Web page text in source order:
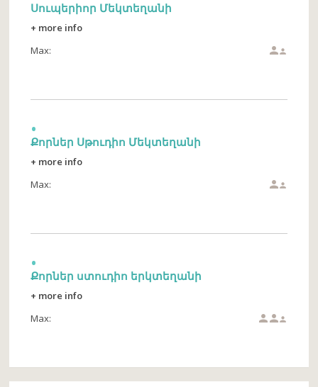
Սուպերիոր Մեկտեղանի
+ more info
Max:

Քորներ Սթուդիո Մեկտեղանի
+ more info
Max:

Քորներ ստուդիո երկտեղանի
+ more info
Max:
